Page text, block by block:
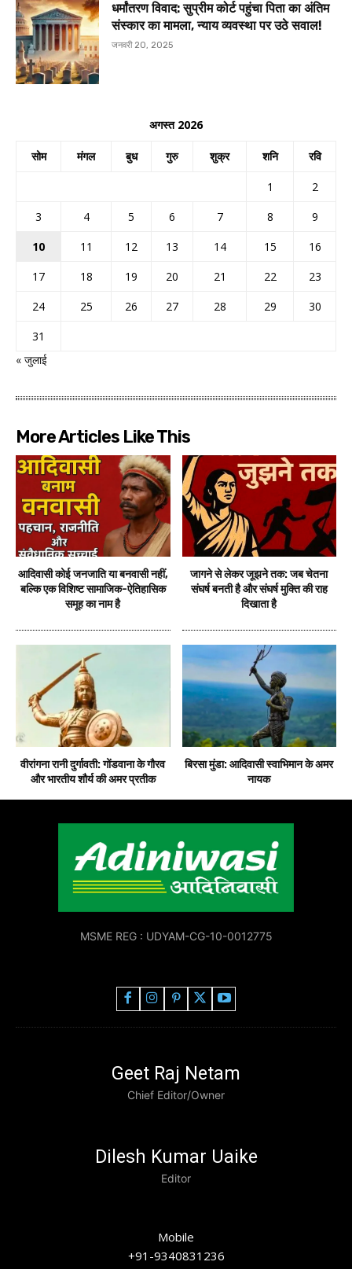
धर्मांतरण विवाद: सुप्रीम कोर्ट पहुंचा पिता का अंतिम
संस्कार का मामला, न्याय व्यवस्था पर उठे सवाल!
जनवरी 20, 2025
अगस्त 2026
सोम मंगल बुध गुरु शुक्र शनि रवि
1
2
3
4 5 6 7 8
9
10
11 12 13 14 15
16
17
18 19 20 21 22
23
24
25 26 27 28 29
30
31
« जुलाई
More Articles Like This
आदिवासी कोई जनजाति या बनवासी नहीं,
बल्कि एक विशिष्ट सामाजिक-ऐतिहासिक
समूह का नाम है
जागने से लेकर जूझने तक: जब चेतना
संघर्ष बनती है और संघर्ष मुक्ति की राह
दिखाता है
वीरांगना रानी दुर्गावती: गोंडवाना के गौरव
और भारतीय शौर्य की अमर प्रतीक
बिरसा मुंडा: आदिवासी स्वाभिमान के अमर
नायक
MSME REG : UDYAM-CG-10-0012775
Geet Raj Netam
Chief Editor/Owner
Dilesh Kumar Uaike
Editor
Mobile
+91-9340831236